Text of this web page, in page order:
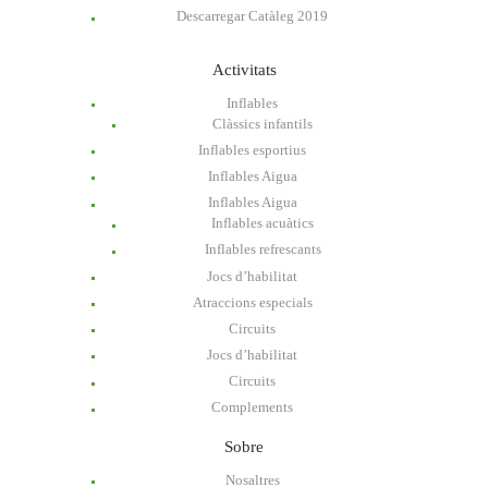
Descarregar Catàleg 2019
Activitats
Inflables
Clàssics infantils
Inflables esportius
Inflables Aigua
Inflables Aigua
Inflables acuàtics
Inflables refrescants
Jocs d’habilitat
Atraccions especials
Circuits
Jocs d’habilitat
Circuits
Complements
Sobre
Nosaltres